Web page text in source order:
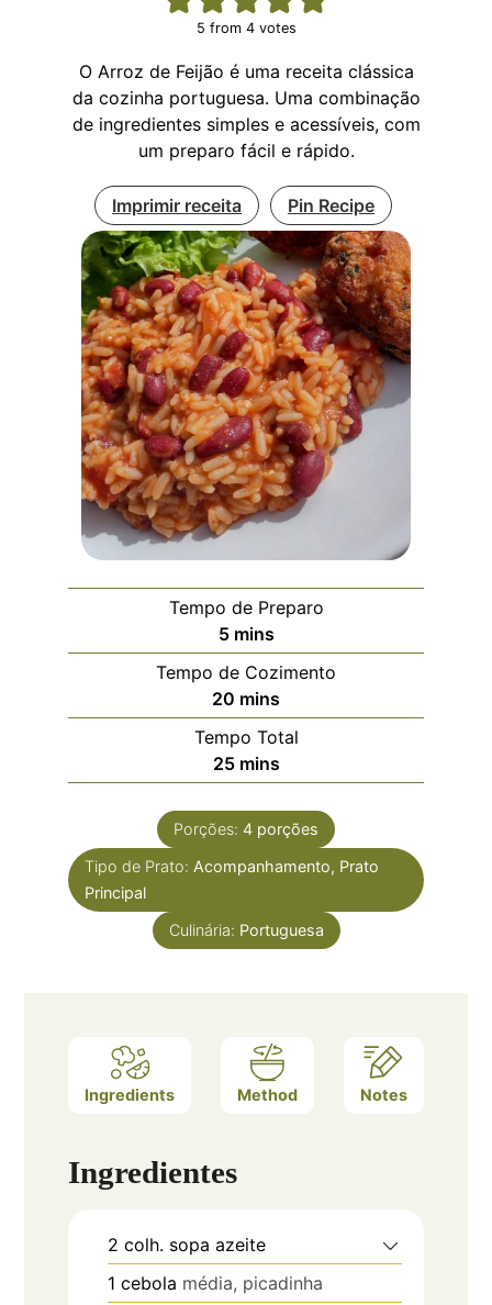
5 from 4votes
O Arroz de Feijão é uma receita clássica
da cozinha portuguesa. Uma combinação
de ingredientes simples e acessíveis, com
um preparo fácil e rápido.
Imprimir receita Pin Recipe
Tempo de Preparo
5minutos
mins
Tempo de Cozimento
20 minutos
mins
Tempo Total
25minutos
mins
Porções: 4 porções
Tipo de Prato: Acompanhamento, Prato
Principal
Culinária: Portuguesa
Ingredients Method Notes
Ingredientes
2 colh. sopa azeite
1 cebola média, picadinha